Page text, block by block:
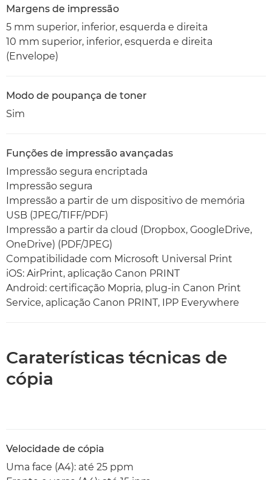
Margens de impressão
5 mm superior, inferior, esquerda e direita
10 mm superior, inferior, esquerda e direita
(Envelope)
Modo de poupança de toner
Sim
Funções de impressão avançadas
Impressão segura encriptada
Impressão segura
Impressão a partir de um dispositivo de memória
USB (JPEG/TIFF/PDF)
Impressão a partir da cloud (Dropbox, GoogleDrive,
OneDrive) (PDF/JPEG)
Compatibilidade com Microsoft Universal Print
iOS: AirPrint, aplicação Canon PRINT
Android: certificação Mopria, plug-in Canon Print
Service, aplicação Canon PRINT, IPP Everywhere
Caraterísticas técnicas de
cópia
Velocidade de cópia
Uma face (A4): até 25 ppm